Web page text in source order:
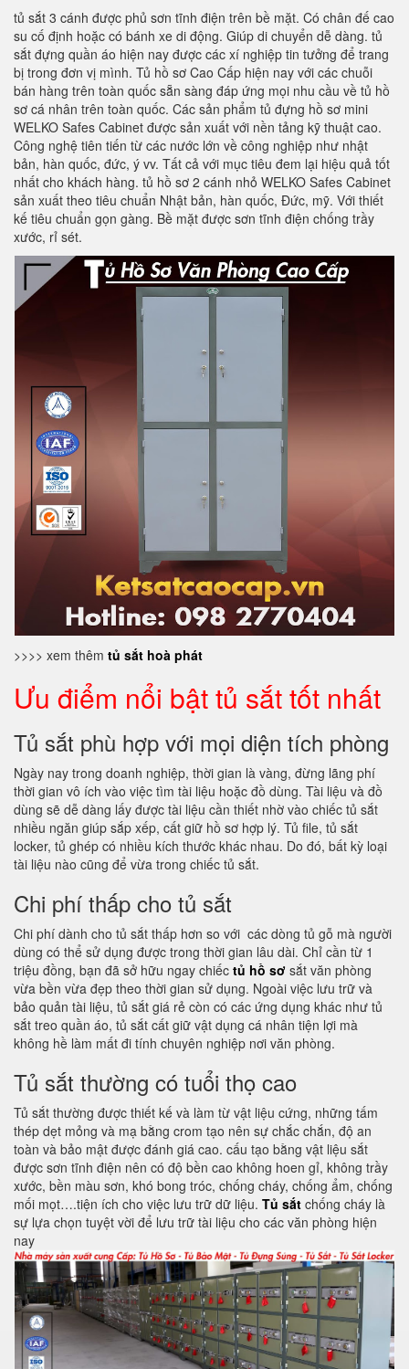
tủ sắt 3 cánh được phủ sơn tĩnh điện trên bề mặt. Có chân đế cao
su cố định hoặc có bánh xe di động. Giúp di chuyển dễ dàng. tủ
sắt đựng quần áo hiện nay được các xí nghiệp tin tưởng để trang
bị trong đơn vị mình. Tủ hồ sơ Cao Cấp hiện nay với các chuỗi
bán hàng trên toàn quốc sẵn sàng đáp ứng mọi nhu cầu về tủ hồ
sơ cá nhân trên toàn quốc. Các sản phẩm tủ đựng hồ sơ mini
WELKO Safes Cabinet được sản xuất với nền tảng kỹ thuật cao.
Công nghệ tiên tiến từ các nước lớn về công nghiệp như nhật
bản, hàn quốc, đức, ý vv. Tất cả với mục tiêu đem lại hiệu quả tốt
nhất cho khách hàng. tủ hồ sơ 2 cánh nhỏ WELKO Safes Cabinet
sản xuất theo tiêu chuẩn Nhật bản, hàn quốc, Đức, mỹ. Với thiết
kế tiêu chuẩn gọn gàng. Bề mặt được sơn tĩnh điện chống trầy
xước, rỉ sét.
>>>> xem thêm tủ sắt hoà phát
Ưu điểm nổi bật tủ sắt tốt nhất
Tủ sắt phù hợp với mọi diện tích phòng
Ngày nay trong doanh nghiệp, thời gian là vàng, đừng lãng phí
thời gian vô ích vào việc tìm tài liệu hoặc đồ dùng. Tài liệu và đồ
dùng sẽ dễ dàng lấy được tài liệu cần thiết nhờ vào chiếc tủ sắt
nhiều ngăn giúp sắp xếp, cất giữ hồ sơ hợp lý. Tủ file, tủ sắt
locker, tủ ghép có nhiều kích thước khác nhau. Do đó, bất kỳ loại
tài liệu nào cũng để vừa trong chiếc tủ sắt.
Chi phí thấp cho tủ sắt
Chi phí dành cho tủ sắt thấp hơn so với các dòng tủ gỗ mà người
dùng có thể sử dụng được trong thời gian lâu dài. Chỉ cần từ 1
triệu đồng, bạn đã sở hữu ngay chiếc tủ hồ sơ sắt văn phòng
vừa bền vừa đẹp theo thời gian sử dụng. Ngoài việc lưu trữ và
bảo quản tài liệu, tủ sắt giá rẻ còn có các ứng dụng khác như tủ
sắt treo quần áo, tủ sắt cất giữ vật dụng cá nhân tiện lợi mà
không hề làm mất đi tính chuyên nghiệp nơi văn phòng.
Tủ sắt thường có tuổi thọ cao
Tủ sắt thường được thiết kế và làm từ vật liệu cứng, những tấm
thép dẹt mỏng và mạ bằng crom tạo nên sự chắc chắn, độ an
toàn và bảo mật được đánh giá cao. cấu tạo bằng vật liệu sắt
được sơn tĩnh điện nên có độ bền cao không hoen gỉ, không trầy
xước, bền màu sơn, khó bong tróc, chống cháy, chống ẩm, chống
mối mọt….tiện ích cho việc lưu trữ dữ liệu. Tủ sắt chống cháy là
sự lựa chọn tuyệt vời để lưu trữ tài liệu cho các văn phòng hiện
nay